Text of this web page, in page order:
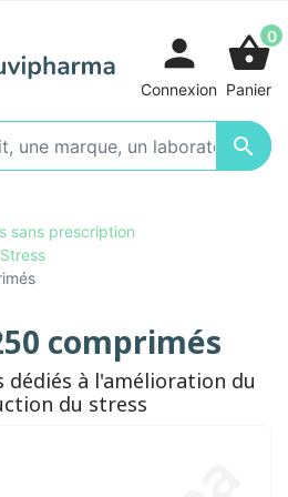

person
Connexion
shopping_basket0
Panier
sans prescription
comprimés
à l'amélioration du
du stress